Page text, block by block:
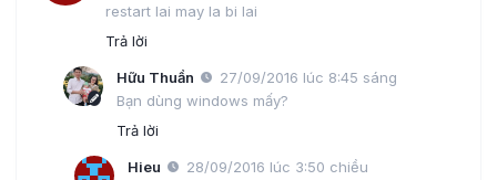
restart lai may la bi lai
Trả lời
Hữu Thuần
27/09/2016 lúc 8:45 sáng
Bạn dùng windows mấy?
Trả lời
Hieu
28/09/2016 lúc 3:50 chiều